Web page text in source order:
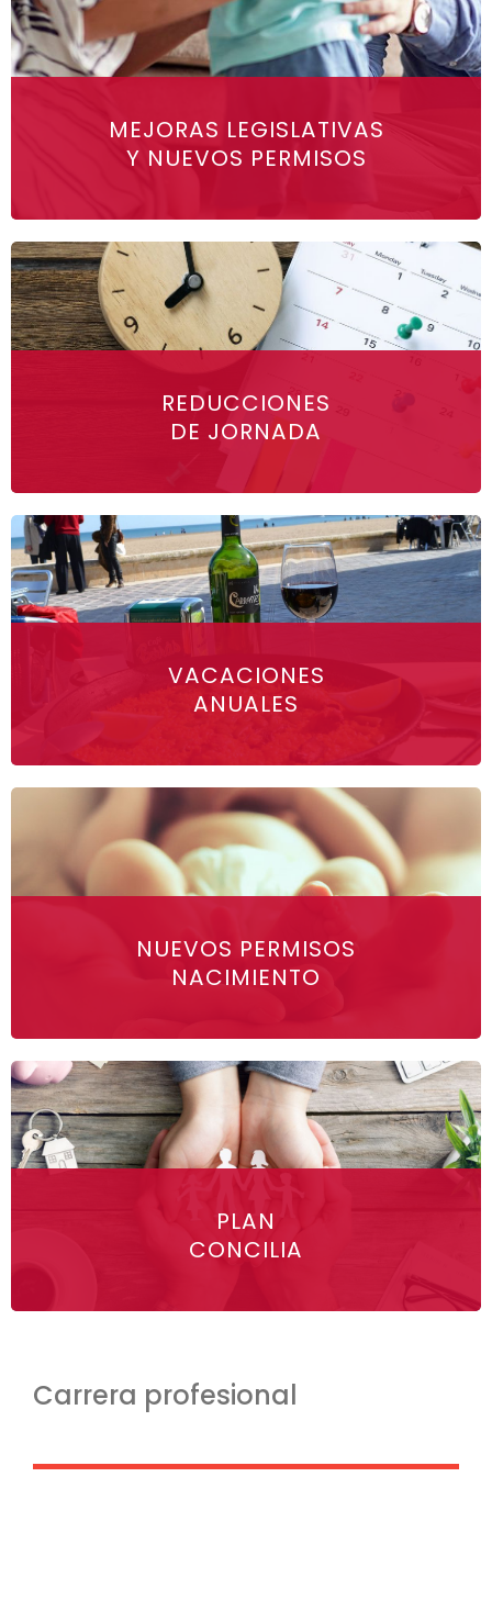
MEJORAS LEGISLATIVAS
Y NUEVOS PERMISOS
REDUCCIONES
DE JORNADA
VACACIONES
ANUALES
NUEVOS PERMISOS
NACIMIENTO
PLAN
CONCILIA
Carrera profesional